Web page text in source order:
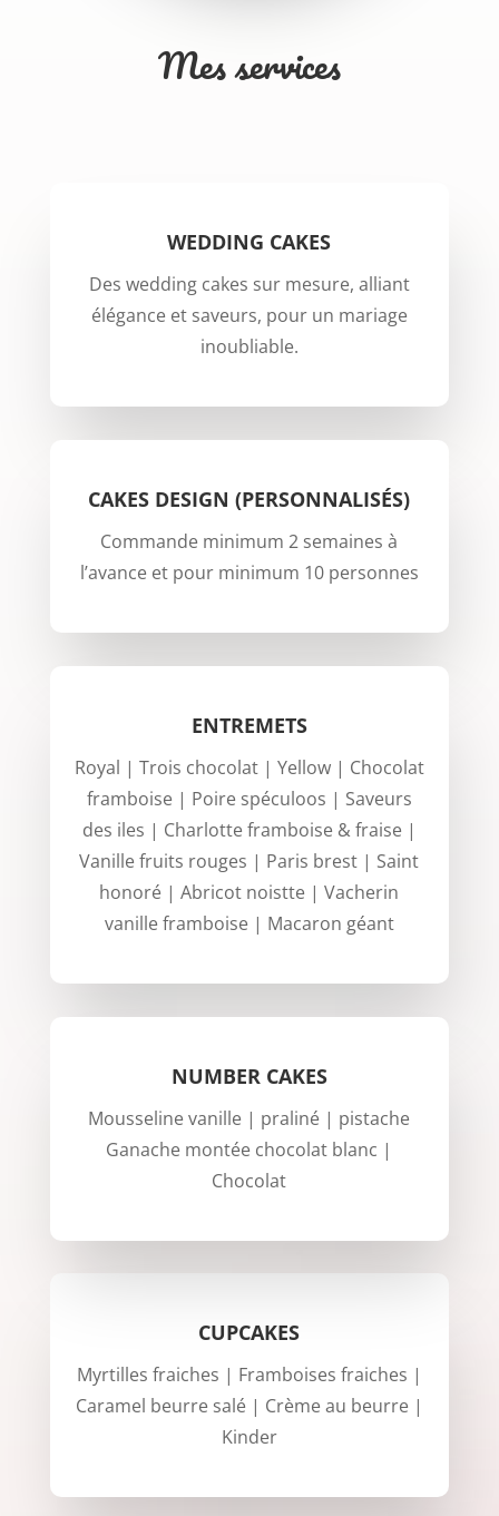
Mes services
WEDDING CAKES
Des wedding cakes sur mesure, alliant
élégance et saveurs, pour un mariage
inoubliable.
CAKES DESIGN (PERSONNALISÉS)
Commande minimum 2 semaines à
l’avance et pour minimum 10 personnes
ENTREMETS
Royal | Trois chocolat | Yellow | Chocolat
framboise | Poire spéculoos | Saveurs
des iles | Charlotte framboise & fraise |
Vanille fruits rouges | Paris brest | Saint
honoré | Abricot noistte | Vacherin
vanille framboise | Macaron géant
NUMBER CAKES
Mousseline vanille | praliné | pistache
Ganache montée chocolat blanc |
Chocolat
CUPCAKES
Myrtilles fraiches | Framboises fraiches |
Caramel beurre salé | Crème au beurre |
Kinder